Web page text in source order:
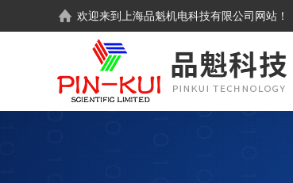
欢迎来到 上海品魁机电科技有限公司 网站！